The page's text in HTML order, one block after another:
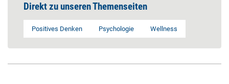
Direkt zu unseren Themenseiten
Positives Denken Psychologie Wellness